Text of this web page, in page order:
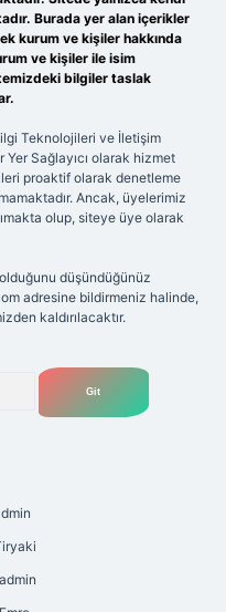
Burada yer alan içerikler
kurum ve kişiler hakkında
ve kişiler ile isim
bilgiler taslak
Teknolojileri ve İletişim
Yer Sağlayıcı olarak hizmet
proaktif olarak denetleme
Ancak, üyelerimiz
olup, siteye üye olarak
düşündüğünüz
adresine bildirmeniz halinde,
kaldırılacaktır.
admin